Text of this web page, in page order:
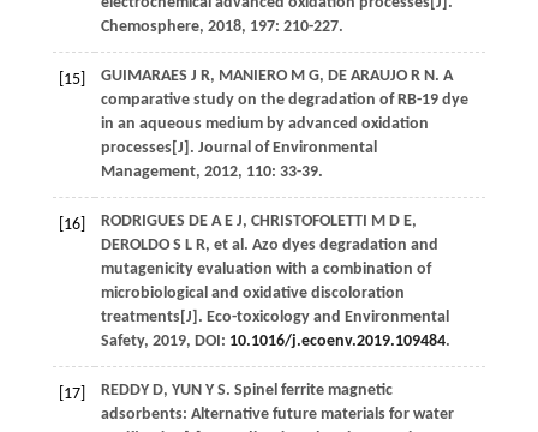
Chemosphere, 2018, 197: 210-227.
[15] GUIMARAES J R, MANIERO M G, DE ARAUJO R N. A
comparative study on the degradation of RB-19 dye
in an aqueous medium by advanced oxidation
processes[J]. Journal of Environmental
Management, 2012, 110: 33-39.
[16] RODRIGUES DE A E J, CHRISTOFOLETTI M D E,
DEROLDO S L R, et al. Azo dyes degradation and
mutagenicity evaluation with a combination of
microbiological and oxidative discoloration
treatments[J]. Eco-toxicology and Environmental
Safety, 2019, DOI: 10.1016/j.ecoenv.2019.109484.
[17] REDDY D, YUN Y S. Spinel ferrite magnetic
adsorbents: Alternative future materials for water